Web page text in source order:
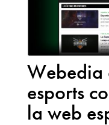
Webedia
esports
la web